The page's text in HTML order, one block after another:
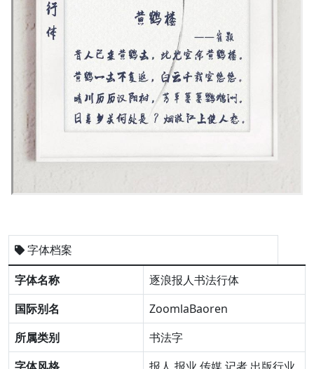
字体档案
字体名称
逐浪报人书法行体
国际别名
ZoomlaBaoren
所属类别
书法字